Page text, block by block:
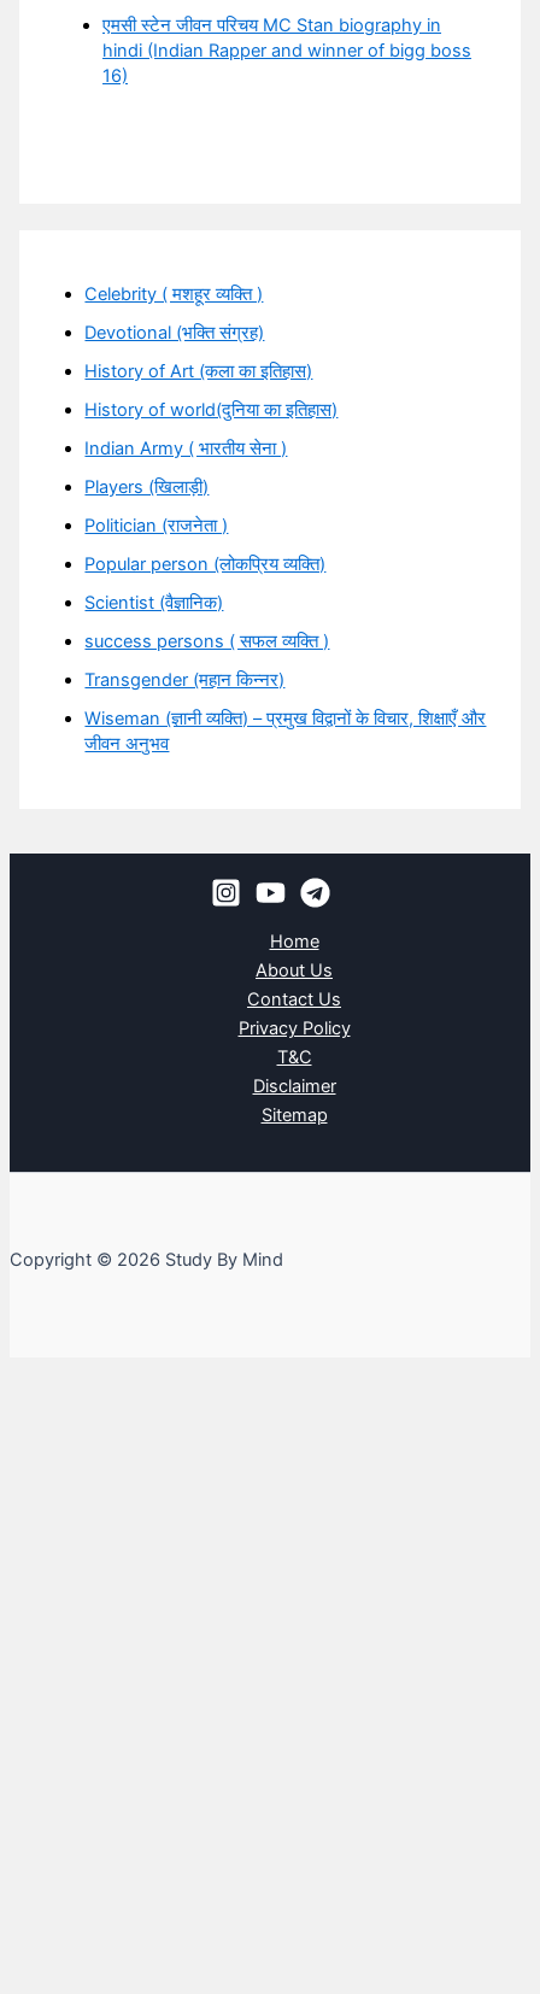
एमसी स्टेन जीवन परिचय MC Stan biography in
hindi (Indian Rapper and winner of bigg boss
16)
Celebrity ( मशहूर व्यक्ति )
Devotional (भक्ति संग्रह)
History of Art (कला का इतिहास)
History of world(दुनिया का इतिहास)
Indian Army ( भारतीय सेना )
Players (खिलाड़ी)
Politician (राजनेता )
Popular person (लोकप्रिय व्यक्ति)
Scientist (वैज्ञानिक)
success persons ( सफल व्यक्ति )
Transgender (महान किन्नर)
Wiseman (ज्ञानी व्यक्ति) – प्रमुख विद्वानों के विचार, शिक्षाएँ और
जीवन अनुभव
Home
About Us
Contact Us
Privacy Policy
T&C
Disclaimer
Sitemap
Copyright © 2026 Study By Mind